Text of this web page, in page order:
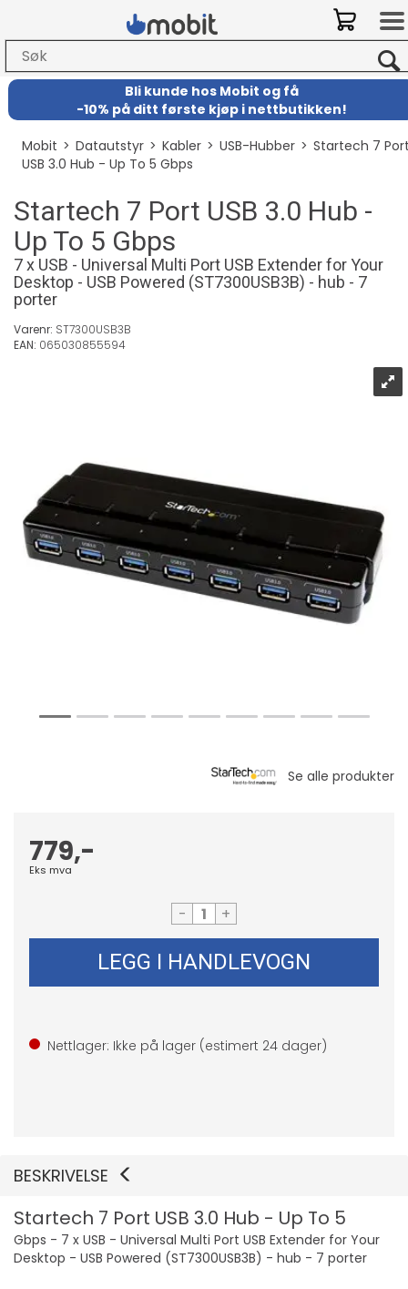
Bli kunde hos Mobit og få
-10% på ditt første kjøp i nettbutikken!
Mobit>Datautstyr>Kabler>USB-Hubber>Startech 7
USB 3.0 Hub - Up To 5 Gbps
Startech 7 Port USB 3.0 Hub -
Up To 5 Gbps
7 x USB - Universal Multi Port USB Extender for Your
Desktop - USB Powered (ST7300USB3B) - hub - 7
porter
Varenr: ST7300USB3B
EAN: 065030855594
779,-
Eks mva
- +
LEGG I HANDLEVOGN
Nettlager: Ikke på lager (estimert 24 dager)
BESKRIVELSE
Startech 7 Port USB 3.0 Hub - Up To 5
Gbps - 7 x USB - Universal Multi Port USB Extender for Your
Desktop - USB Powered (ST7300USB3B) - hub - 7 porter